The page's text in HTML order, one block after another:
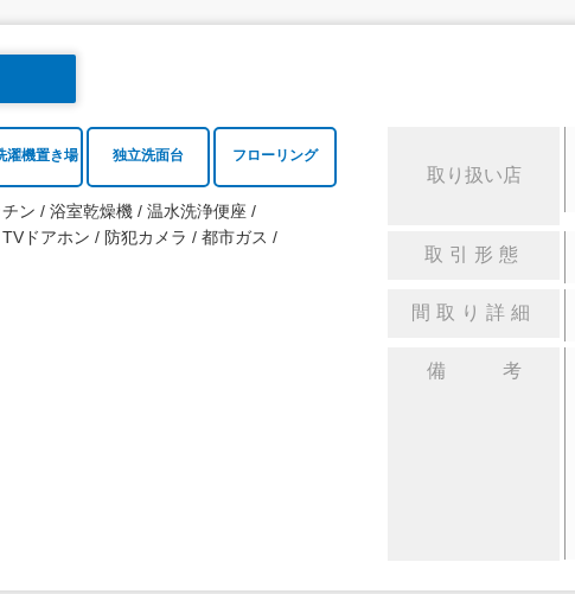
濯機置き場 独立洗面台 フローリング
ン 浴室乾燥機
温水洗浄便座
TVドアホン 防犯カメラ
都市ガス
取り扱い店
取引形態
間取り詳細
備 考